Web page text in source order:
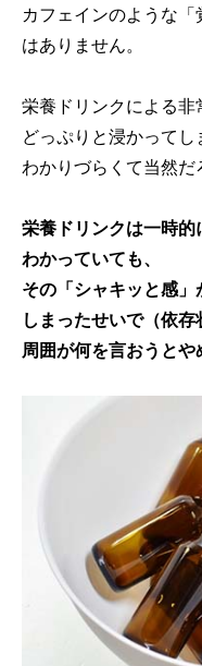
カフェインのような
はありません。
栄養ドリンクによる非
どっぷりと浸かってし
わかりづらくて当然だ
栄養ドリンクは一時
わかっていても、
その「シャキッと感
しまったせいで（依存
周囲が何を言おうとや